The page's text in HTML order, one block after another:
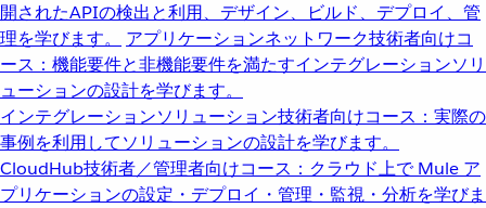
開されたAPIの検出と利用、デザイン、ビルド、デプロイ、管
理を学びます。
アプリケーションネットワーク技術者向けコ
ース：機能要件と非機能要件を満たすインテグレーションソリ
ューションの設計を学びます。
インテグレーションソリューション技術者向けコース：実際の
事例を利用してソリューションの設計を学びます。
CloudHub技術者／管理者向けコース：クラウド上で Mule ア
プリケーションの設定・デプロイ・管理・監視・分析を学びま